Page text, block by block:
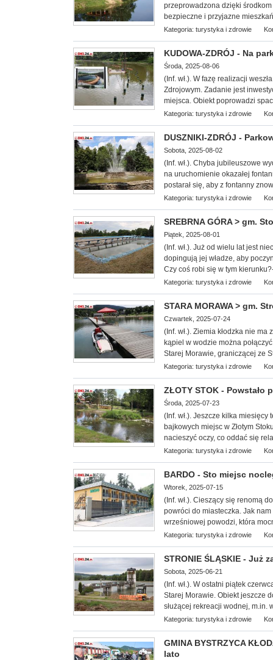
przeprowadzona dzięki
bezpieczne i przyjazne
Kategoria: turystyka i zdrowie
KUDOWA-ZDRÓJ - Na
Środa, 2025-08-06
(Inf. wł.). W fazę realizacji
Zdrojowym. Zadanie jest
miejsca. Obiekt poprowadzi
Kategoria: turystyka i zdrowie
DUSZNIKI-ZDRÓJ -
Sobota, 2025-08-02
(Inf. wł.). Chyba jubileuszowe
na uruchomienie okazałej
postarał się, aby z fontanny
Kategoria: turystyka i zdrowie
SREBRNA GÓRA > gm.
Piątek, 2025-08-01
(Inf. wł.). Już od wielu lat jest
dopingują jej władze, aby
Czy coś robi się w tym
Kategoria: turystyka i zdrowie
STARA MORAWA > gm.
Czwartek, 2025-07-24
(Inf. wł.). Ziemia kłodzka nie
kąpiel w wodzie można
Starej Morawie, graniczącej ze
Kategoria: turystyka i zdrowie
ZŁOTY STOK - Powstało
Środa, 2025-07-23
(Inf. wł.). Jeszcze kilka
bajkowych miejsc w Złotym
nacieszyć oczy, co oddać się
Kategoria: turystyka i zdrowie
BARDO - Sto miejsc
Wtorek, 2025-07-15
(Inf. wł.). Cieszący się renomą
powróci do miasteczka. Jak
wrześniowej powodzi, która
Kategoria: turystyka i zdrowie
STRONIE ŚLĄSKIE - Już
Sobota, 2025-06-21
(Inf. wł.). W ostatni piątek
Starej Morawie. Obiekt jeszcze
służącej rekreacji wodnej, m.in.
Kategoria: turystyka i zdrowie
GMINA BYSTRZYCA
lato